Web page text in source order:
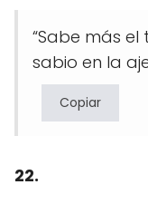
“Sabe más
sabio en la
Copiar
22.